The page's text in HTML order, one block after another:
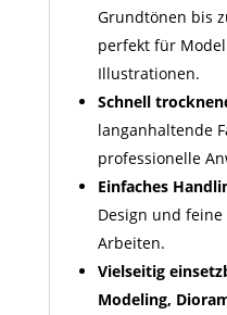
Grundtönen bis
perfekt für
Illustrationen.
Schnell
langanhaltende
professionelle
Einfaches
Design und
Arbeiten.
Vielseitig
Modeling,